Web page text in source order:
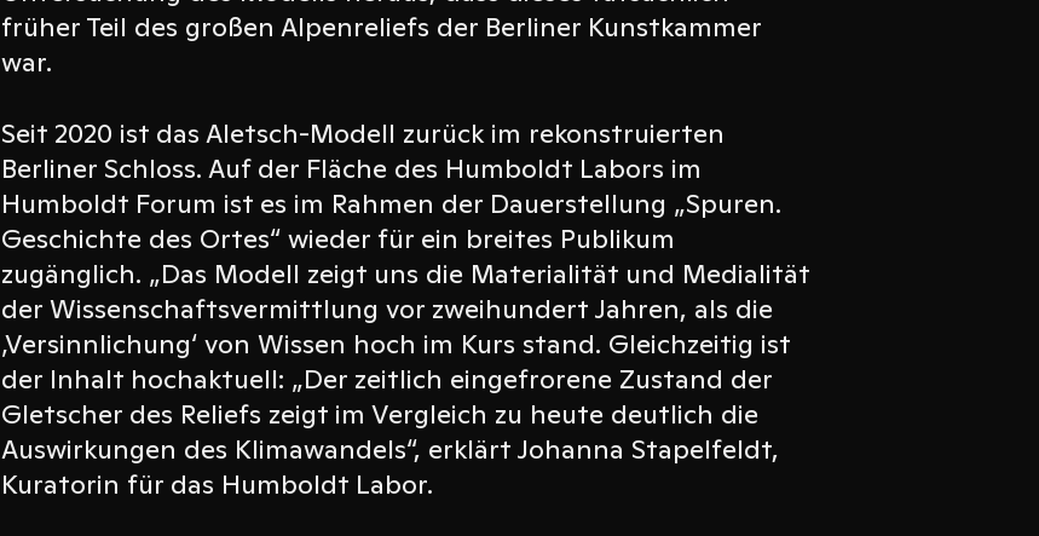
früher Teil des großen Alpenreliefs der Berliner Kunstkammer
war.
Seit 2020 ist das Aletsch-Modell zurück im rekonstruierten
Berliner Schloss. Auf der Fläche des Humboldt Labors im
Humboldt Forum ist es im Rahmen der Dauerstellung „Spuren.
Geschichte des Ortes“ wieder für ein breites Publikum
zugänglich. „Das Modell zeigt uns die Materialität und Medialität
der Wissenschaftsvermittlung vor zweihundert Jahren, als die
‚Versinnlichung‘ von Wissen hoch im Kurs stand. Gleichzeitig ist
der Inhalt hochaktuell: „Der zeitlich eingefrorene Zustand der
Gletscher des Reliefs zeigt im Vergleich zu heute deutlich die
Auswirkungen des Klimawandels“, erklärt Johanna Stapelfeldt,
Kuratorin für das Humboldt Labor.